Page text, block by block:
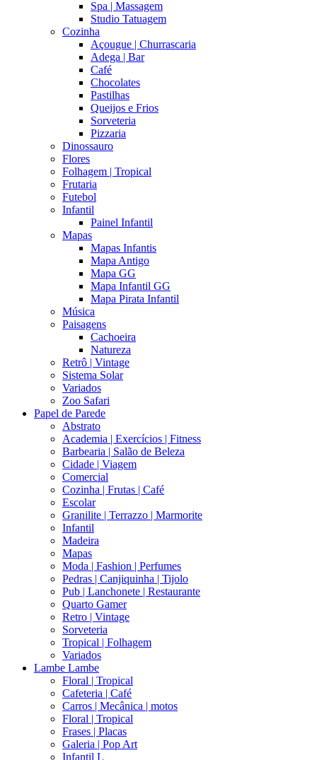
Spa | Massagem
Studio Tatuagem
Cozinha
Açougue | Churrascaria
Adega | Bar
Café
Chocolates
Pastilhas
Queijos e Frios
Sorveteria
Pizzaria
Dinossauro
Flores
Folhagem | Tropical
Frutaria
Futebol
Infantil
Painel Infantil
Mapas
Mapas Infantis
Mapa Antigo
Mapa GG
Mapa Infantil GG
Mapa Pirata Infantil
Música
Paisagens
Cachoeira
Natureza
Retrô | Vintage
Sistema Solar
Variados
Zoo Safari
Papel de Parede
Abstrato
Academia | Exercícios | Fitness
Barbearia | Salão de Beleza
Cidade | Viagem
Comercial
Cozinha | Frutas | Café
Escolar
Granilite | Terrazzo | Marmorite
Infantil
Madeira
Mapas
Moda | Fashion | Perfumes
Pedras | Canjiquinha | Tijolo
Pub | Lanchonete | Restaurante
Quarto Gamer
Retro | Vintage
Sorveteria
Tropical | Folhagem
Variados
Lambe Lambe
Floral | Tropical
Cafeteria | Café
Carros | Mecânica | motos
Floral | Tropical
Frases | Placas
Galeria | Pop Art
Infantil L